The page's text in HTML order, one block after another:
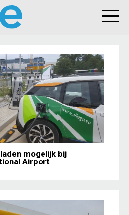
mogelijk bij
Airport